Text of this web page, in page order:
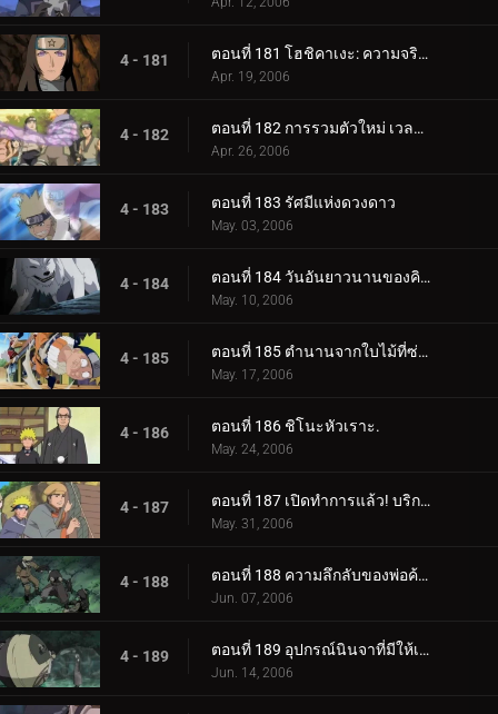
4 - 181 ตอนที่ 181 โฮชิคาเงะ: ความจริงที่ถูกฝังไว้
Apr. 19, 2006
4 - 182 ตอนที่ 182 การรวมตัวใหม่ เวลาที่เหลืออยู่
Apr. 26, 2006
4 - 183 ตอนที่ 183 รัศมีแห่งดวงดาว
May. 03, 2006
4 - 184 ตอนที่ 184 วันอันยาวนานของคิบะ!
May. 10, 2006
4 - 185 ตอนที่ 185 ตำนานจากใบไม้ที่ซ่อนอยู่: ออนบา!
May. 17, 2006
4 - 186 ตอนที่ 186 ชิโนะหัวเราะ.
May. 24, 2006
4 - 187 ตอนที่ 187 เปิดทำการแล้ว! บริการขนย้ายใบไม้
May. 31, 2006
4 - 188 ตอนที่ 188 ความลึกลับของพ่อค้าเป้าหมาย
Jun. 07, 2006
4 - 189 ตอนที่ 189 อุปกรณ์นินจาที่มีให้เลือกอย่างไม่มีขีดจำกัด
Jun. 14, 2006